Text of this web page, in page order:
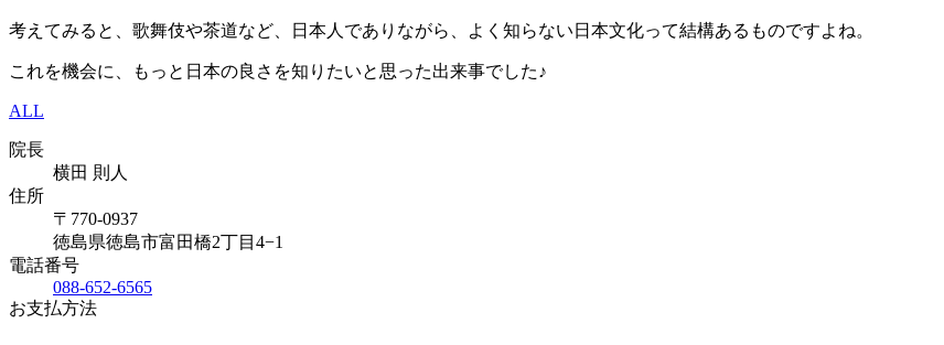
考えてみると、歌舞伎や茶道など、日本人でありながら、よく知らない日本文化って結構あるものですよね。
これを機会に、もっと日本の良さを知りたいと思った出来事でした♪
ALL
院長
横田 則人
住所
〒770-0937
徳島県徳島市富田橋2丁目4−1
電話番号
088-652-6565
お支払方法